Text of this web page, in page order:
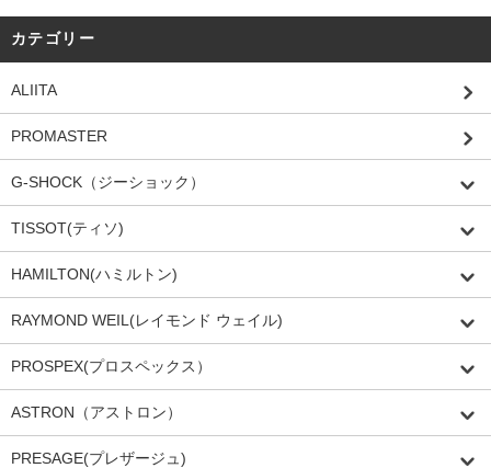
カテゴリー
ALIITA
PROMASTER
G-SHOCK（ジーショック）
TISSOT(ティソ)
HAMILTON(ハミルトン)
RAYMOND WEIL(レイモンド ウェイル)
PROSPEX(プロスペックス）
ASTRON（アストロン）
PRESAGE(プレザージュ)